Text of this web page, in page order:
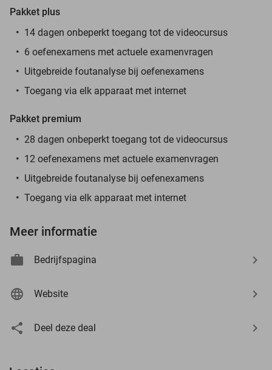
Pakket plus
14 dagen onbeperkt toegang tot de videocursus
6 oefenexamens met actuele examenvragen
Uitgebreide foutanalyse bij oefenexamens
Toegang via elk apparaat met internet
Pakket premium
28 dagen onbeperkt toegang tot de videocursus
12 oefenexamens met actuele examenvragen
Uitgebreide foutanalyse bij oefenexamens
Toegang via elk apparaat met internet
Meer informatie
Bedrijfspagina
Website
Deel deze deal